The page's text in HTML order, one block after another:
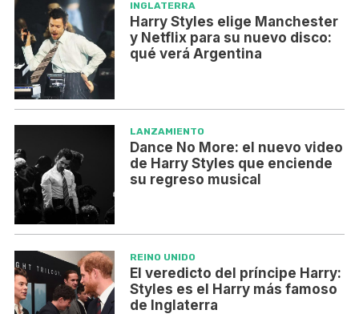
INGLATERRA
Harry Styles elige Manchester
y Netflix para su nuevo disco:
qué verá Argentina
LANZAMIENTO
Dance No More: el nuevo video
de Harry Styles que enciende
su regreso musical
REINO UNIDO
El veredicto del príncipe Harry:
Styles es el Harry más famoso
de Inglaterra